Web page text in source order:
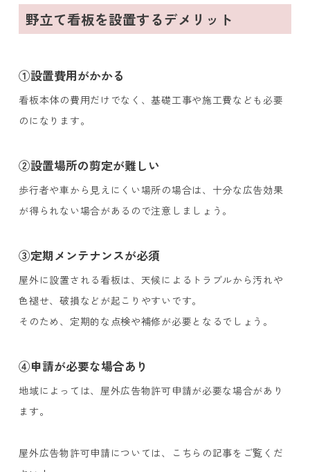
野立て看板を設置するデメリット
①設置費用がかかる
看板本体の費用だけでなく、基礎工事や施工費なども必要
のになります。
②設置場所の剪定が難しい
歩行者や車から見えにくい場所の場合は、十分な広告効果
が得られない場合があるので注意しましょう。
③定期メンテナンスが必須
屋外に設置される看板は、天候によるトラブルから汚れや
色褪せ、破損などが起こりやすいです。
そのため、定期的な点検や補修が必要となるでしょう。
④申請が必要な場合あり
地域によっては、屋外広告物許可申請が必要な場合があり
ます。
屋外広告物許可申請については、こちらの記事をご覧くだ